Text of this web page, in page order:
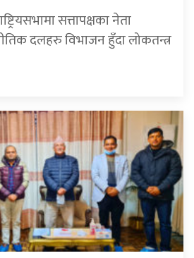
सत्तापक्षका नेता
दलहरु विभाजन हुँदा लोकतन्त्र